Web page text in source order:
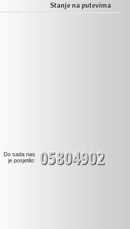
Stanje na putevima
Do sada nas
je posjetilo:
05804902